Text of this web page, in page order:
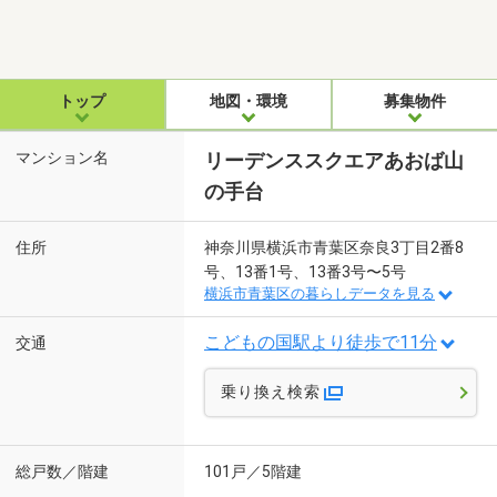
トップ 地図・環境 募集物件
マンション名
リーデンススクエアあおば山
の手台
住所
神奈川県横浜市青葉区奈良3丁目2番8
号、13番1号、13番3号〜5号
横浜市青葉区の暮らしデータを見る
交通 こどもの国駅より徒歩で11分
乗り換え検索
総戸数／階建 101戸／5階建